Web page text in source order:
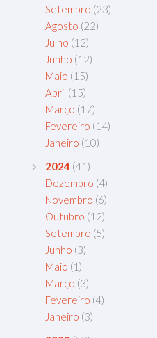
Setembro (23)
Agosto (22)
Julho (12)
Junho (12)
Maio (15)
Abril (15)
Março (17)
Fevereiro (14)
Janeiro (10)
2024 (41)
Dezembro (4)
Novembro (6)
Outubro (12)
Setembro (5)
Junho (3)
Maio (1)
Março (3)
Fevereiro (4)
Janeiro (3)